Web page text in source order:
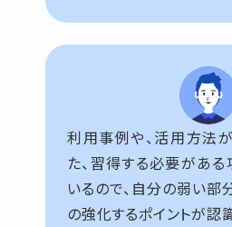
利用事例や、活用方法
た、習得する必要があ
いるので、自分の弱い部
の強化するポイントが認